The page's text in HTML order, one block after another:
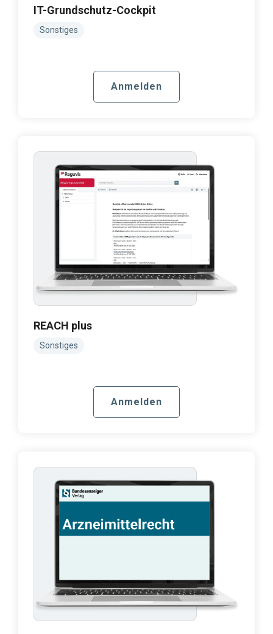
IT-Grundschutz-Cockpit
Sonstiges
Anmelden
REACH plus
Sonstiges
Anmelden